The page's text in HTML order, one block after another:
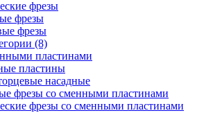
фрезы
фрезы
фрезы
(8)
пластинами
пластины
насадные
фрезы со сменными пластинами
фрезы со сменными пластинами